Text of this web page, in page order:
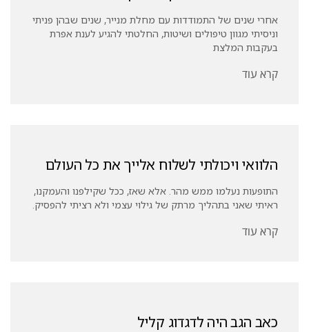
אחרי שנים של התמודדות עם מחלת מנייר, שנים שבהן פניתי
וניסיתי מגוון טיפולים ושיטות, החלטתי להגיע לענת אפרת
בעקבות המלצת
קרא עוד
הלוואי ויכולתי לשלוח אלייך את כל העולם
התופעות נעלמו ממש מהר. אלא שאז, ככל שקילפנו והעמקנו,
ראיתי שאני בתהליך מרתק של גילוי עצמי ולא רציתי להפסיק.
קרא עוד
כאב הגב היה לדגדוג קליל